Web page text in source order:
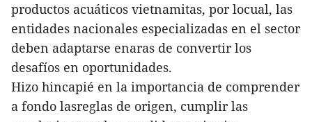
productos acuáticos vietnamitas, por locual, las
entidades nacionales especializadas en el sector
deben adaptarse enaras de convertir los
desafíos en oportunidades.
Hizo hincapié en la importancia de comprender
a fondo lasreglas de origen, cumplir las